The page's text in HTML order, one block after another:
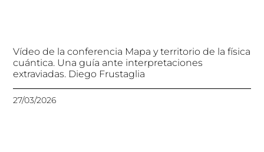
Vídeo de la conferencia Mapa y territorio de la física
cuántica. Una guía ante interpretaciones
extraviadas. Diego Frustaglia
27/03/2026